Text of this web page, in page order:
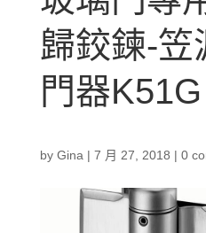
歸鉸鍊-笠
門器K51G
by Gina | 7 月 27, 2018 | 0